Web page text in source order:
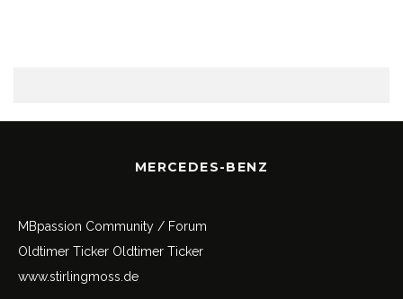
MERCEDES-BENZ
MBpassion Community / Forum
Oldtimer Ticker Oldtimer Ticker
www.stirlingmoss.de